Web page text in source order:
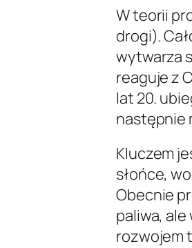
W teorii
drogi).
wytwarza
reaguje z
lat 20.
następnie
Kluczem
słońce,
Obecnie
paliwa,
rozwojem